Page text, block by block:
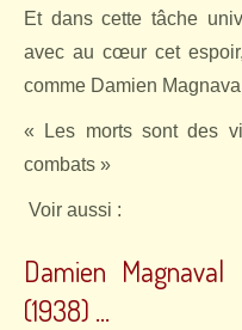
Et dans cette tâche
avec au cœur cet
comme Damien
« Les morts sont des
combats »
Voir aussi :
Damien
(1938) ...